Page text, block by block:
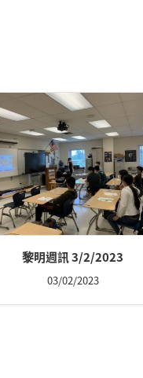
黎明週訊 3/2/2023
03/02/2023